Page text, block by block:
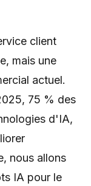
client
mais une
actuel.
75 % des
d'IA,
nous allons
IA pour le